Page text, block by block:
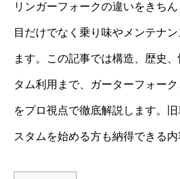
リンガーフォークの違いをきち
目だけでなく乗り味やメンテナ
ます。この記事では構造、歴史
タム利用まで、ガーターフォー
をプロ視点で徹底解説します。
スタムを始める方も納得できる内